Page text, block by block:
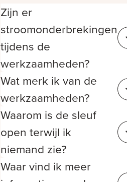
Zijn er
stroomonderbrekingen
tijdens de
werkzaamheden?
Wat merk ik van de
werkzaamheden?
Waarom is de sleuf
open terwijl ik
niemand zie?
Waar vind ik meer